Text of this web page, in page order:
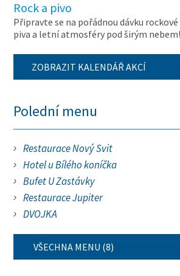
Rock a pivo
Připravte se na pořádnou dávku
piva a letní atmosféry pod širým
ZOBRAZIT KALENDÁŘ AKCÍ
Polední menu
Restaurace Nový Svit
Hotel u Bílého koníčka
Bufet U Zastávky
Restaurace Jupiter
DVOJKA
VŠECHNA MENU (8)